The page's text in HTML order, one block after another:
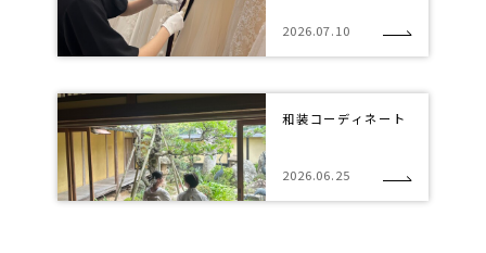
2026.07.10
和装コーディネート
2026.06.25